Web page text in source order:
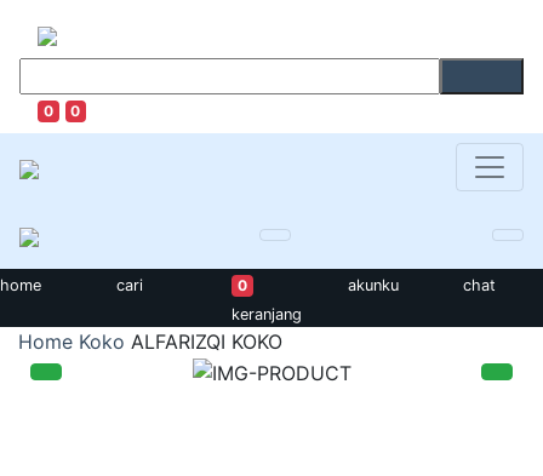
0 0
home cari
0
keranjang
akunku chat
Home Koko ALFARIZQI KOKO